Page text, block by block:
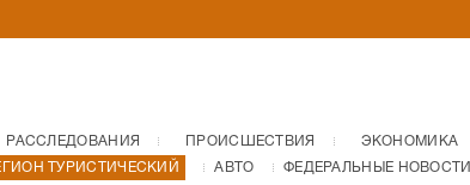
РАССЛЕДОВАНИЯ ПРОИСШЕСТВИЯ ЭКОНОМИКА
ТУРИСТИЧЕСКИЙ АВТО ФЕДЕРАЛЬНЫЕ НОВОСТИ